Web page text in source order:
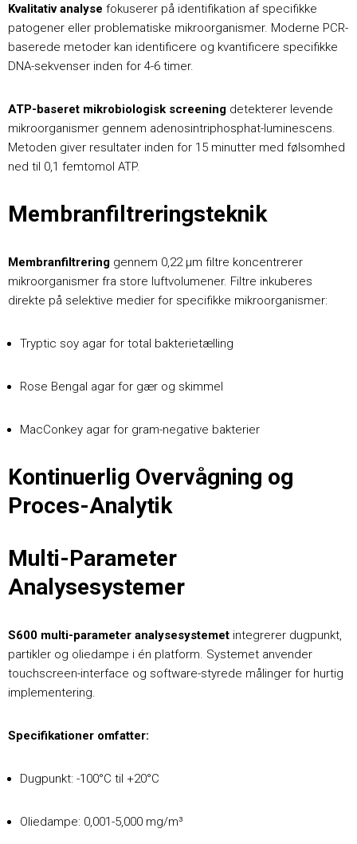
Kvalitativ analyse fokuserer på identifikation af specifikke
patogener eller problematiske mikroorganismer. Moderne PCR-
baserede metoder kan identificere og kvantificere specifikke
DNA-sekvenser inden for 4-6 timer.
ATP-baseret mikrobiologisk screening detekterer levende
mikroorganismer gennem adenosintriphosphat-luminescens.
Metoden giver resultater inden for 15 minutter med følsomhed
ned til 0,1 femtomol ATP.
Membranfiltreringsteknik
Membranfiltrering gennem 0,22 μm filtre koncentrerer
mikroorganismer fra store luftvolumener. Filtre inkuberes
direkte på selektive medier for specifikke mikroorganismer:
Tryptic soy agar for total bakterietælling
Rose Bengal agar for gær og skimmel
MacConkey agar for gram-negative bakterier
Kontinuerlig Overvågning og
Proces-Analytik
Multi-Parameter
Analysesystemer
S600 multi-parameter analysesystemet integrerer dugpunkt,
partikler og oliedampe i én platform. Systemet anvender
touchscreen-interface og software-styrede målinger for hurtig
implementering.
Specifikationer omfatter:
Dugpunkt: -100°C til +20°C
Oliedampe: 0,001-5,000 mg/m³